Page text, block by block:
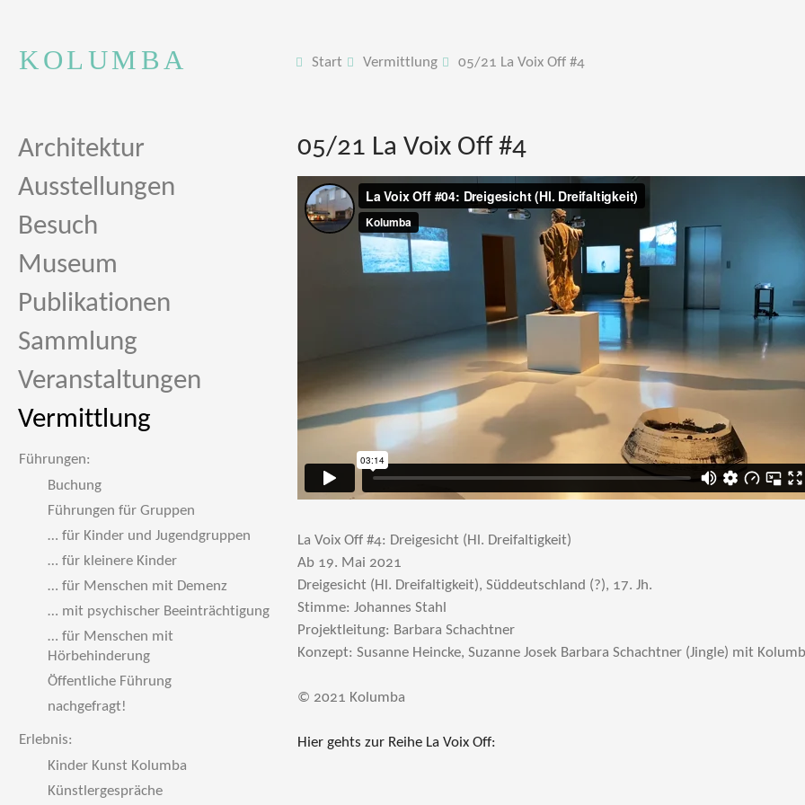
KOLUMBA Start Vermittlung 05/21 La Voix Off #4
Architektur
Ausstellungen
Besuch
Museum
Publikationen
Sammlung
Veranstaltungen
Vermittlung
Führungen:
Buchung
Führungen für Gruppen
… für Kinder und Jugendgruppen
… für kleinere Kinder
… für Menschen mit Demenz
… mit psychischer Beeinträchtigung
… für Menschen mit
Hörbehinderung
Öffentliche Führung
nachgefragt!
Erlebnis:
Kinder Kunst Kolumba
Künstlergespräche
05/21 La Voix Off #4
La Voix Off #4: Dreigesicht (Hl. Dreifaltigkeit)
Ab 19. Mai 2021
Dreigesicht (Hl. Dreifaltigkeit), Süddeutschland (?), 17. Jh.
Stimme: Johannes Stahl
Projektleitung: Barbara Schachtner
Konzept: Susanne Heincke, Suzanne Josek Barbara Schachtner (Jingle) mit
© 2021 Kolumba
Hier gehts zur Reihe La Voix Off: